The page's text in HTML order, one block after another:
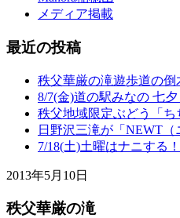
メディア掲載
最近の投稿
秩父華厳の滝遊歩道の倒
8/7(金)道の駅みなの 七
秩父地域限定ぶどう「
日野沢三滝が「NEWT
7/18(土)土曜はナニする
2013年5月10日
秩父華厳の滝